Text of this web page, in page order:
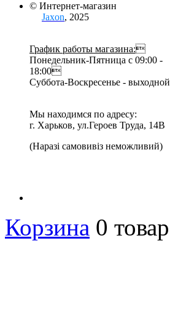
© Интернет-магазин
Jaxon, 2025
График работы магазина:
Понедельник-Пятница с 09:00 -
18:00
Суббота-Воскресенье - выходной
Мы находимся по адресу:
г. Харьков, ул.Героев Труда, 14В
(Наразі самовивіз неможливий)
Корзина 0 товар